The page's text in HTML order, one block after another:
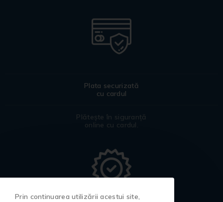
Plata securizată
cu cardul
Plătește în siguranță
online cu cardul.
Prin continuarea utilizării acestui site,